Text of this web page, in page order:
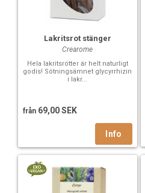
Lakritsrot stänger
Crearome
Hela lakritsrötter är helt naturligt
godis! Sötningsämnet glycyrrhizin
i lakr...
från 69,00 SEK